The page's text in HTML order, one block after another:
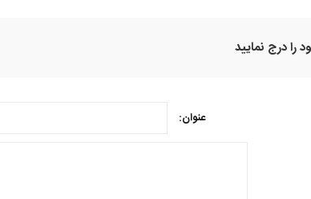
را درج نمایید
عنوان: